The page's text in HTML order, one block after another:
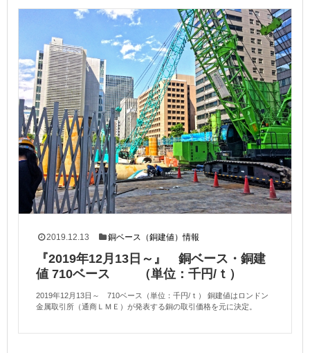
2019.12.13 銅ベース（銅建値）情報
『2019年12月13日～』 銅ベース・銅建
値 710ベース （単位：千円/ｔ）
2019年12月13日～ 710ベース（単位：千円/ｔ） 銅建値はロンドン
金属取引所（通商ＬＭＥ）が発表する銅の取引価格を元に決定。